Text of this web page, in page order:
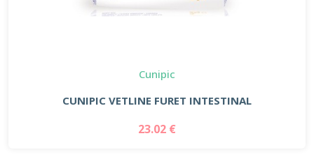
Cunipic
CUNIPIC VETLINE FURET INTESTINAL
23.02 €